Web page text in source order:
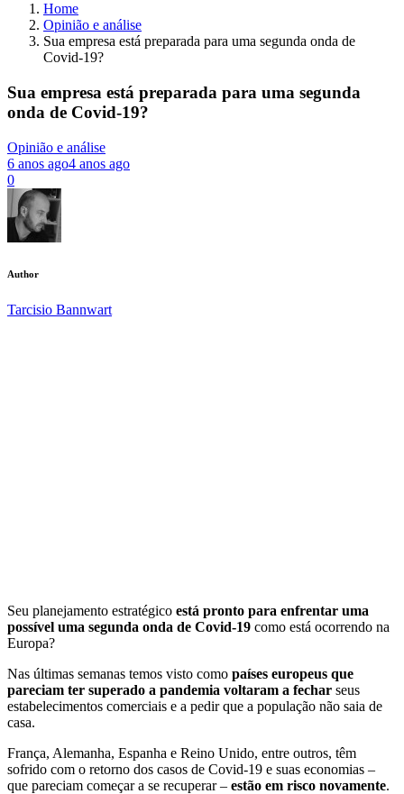
Home
Opinião e análise
Sua empresa está preparada para uma segunda onda de
Covid-19?
Sua empresa está preparada para uma segunda
onda de Covid-19?
Opinião e análise
6 anos ago4 anos ago
0
Author
Tarcisio Bannwart
Seu planejamento estratégico está pronto para enfrentar uma
possível uma segunda onda de Covid-19 como está ocorrendo na
Europa?
Nas últimas semanas temos visto como países europeus que
pareciam ter superado a pandemia voltaram a fechar seus
estabelecimentos comerciais e a pedir que a população não saia de
casa.
França, Alemanha, Espanha e Reino Unido, entre outros, têm
sofrido com o retorno dos casos de Covid-19 e suas economias –
que pareciam começar a se recuperar – estão em risco novamente.